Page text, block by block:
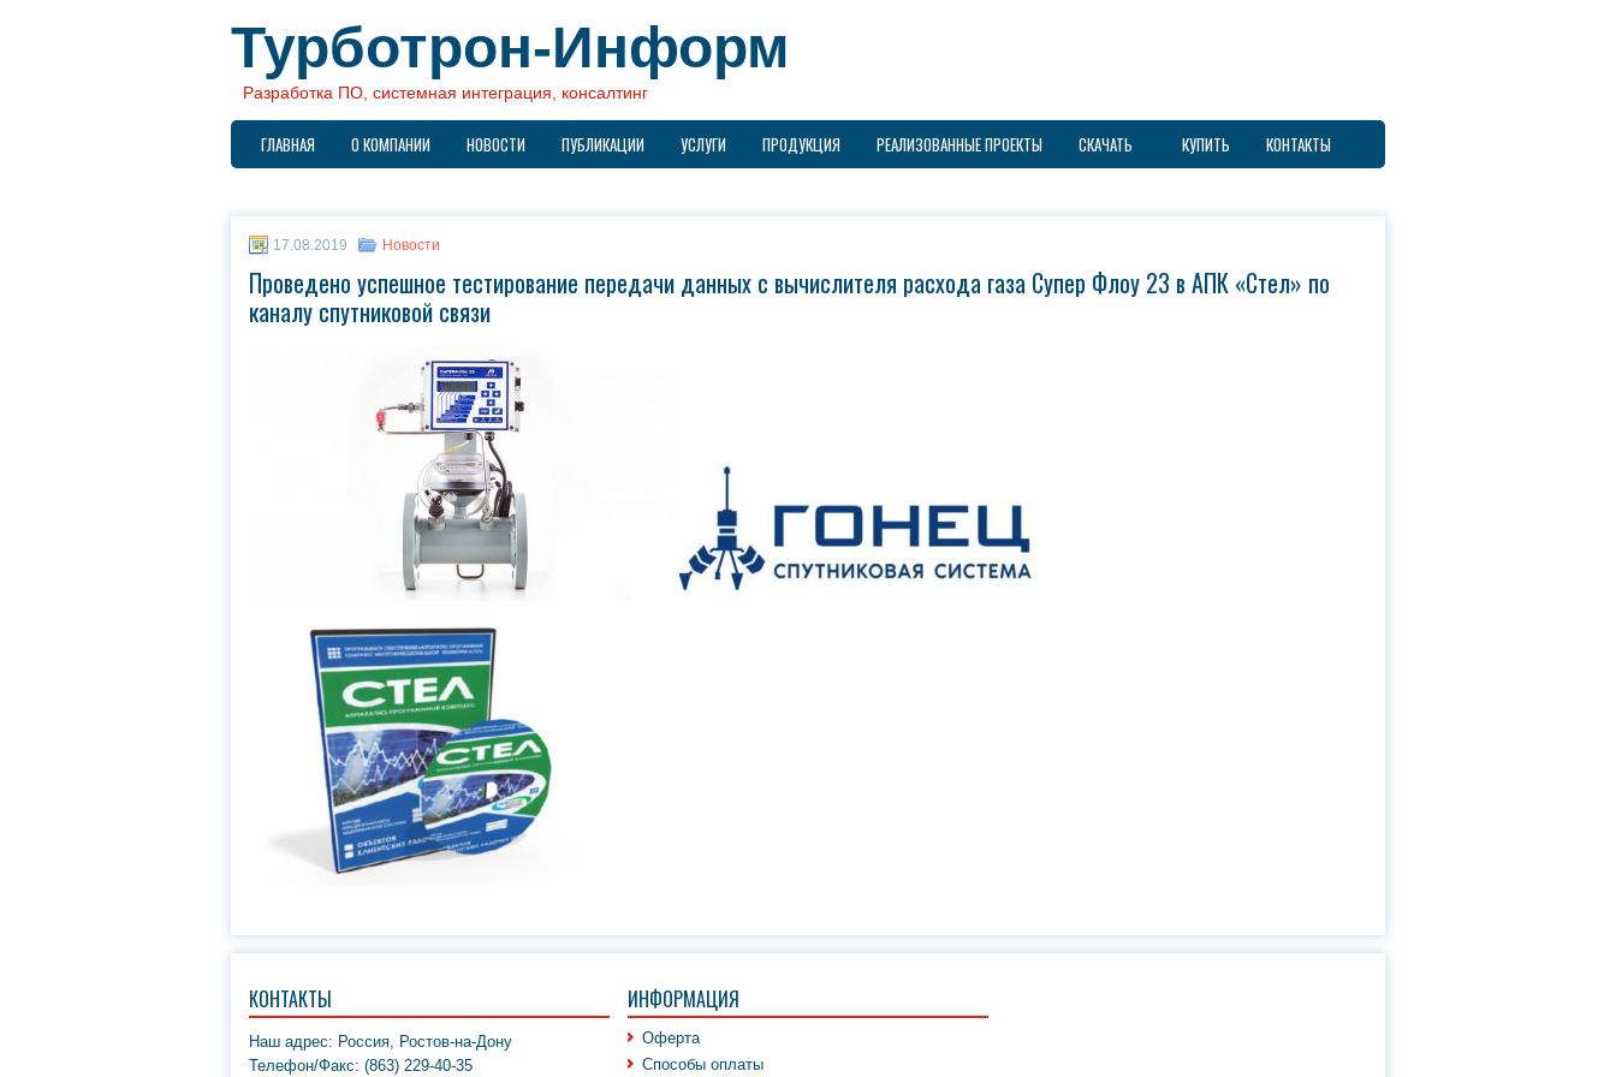
Турботрон-Информ
Разработка ПО, системная интеграция, консалтинг
ГЛАВНАЯ О КОМПАНИИ НОВОСТИ ПУБЛИКАЦИИ УСЛУГИ ПРОДУКЦИЯ РЕАЛИЗОВАННЫЕ ПРОЕКТЫ СКАЧАТЬ КУПИТЬ
КОНТАКТЫ
17.08.2019 Новости
Проведено успешное тестирование передачи данных с вычислителя расхода газа Супер Флоу 23 в АПК «Стел» по
каналу спутниковой связи
КОНТАКТЫ
Наш адрес: Россия, Ростов-на-Дону
Телефон/Факс: (863) 229-40-35
ИНФОРМАЦИЯ
Оферта
Способы оплаты